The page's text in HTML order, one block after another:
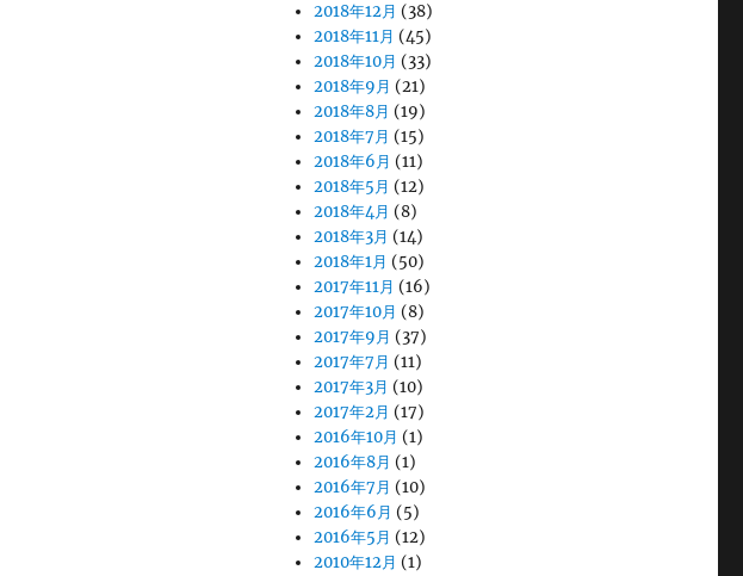
2018年12月 (38)
2018年11月 (45)
2018年10月 (33)
2018年9月 (21)
2018年8月 (19)
2018年7月 (15)
2018年6月 (11)
2018年5月 (12)
2018年4月 (8)
2018年3月 (14)
2018年1月 (50)
2017年11月 (16)
2017年10月 (8)
2017年9月 (37)
2017年7月 (11)
2017年3月 (10)
2017年2月 (17)
2016年10月 (1)
2016年8月 (1)
2016年7月 (10)
2016年6月 (5)
2016年5月 (12)
2010年12月 (1)